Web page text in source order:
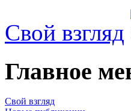
Свой взгляд
Главное
Свой взгляд